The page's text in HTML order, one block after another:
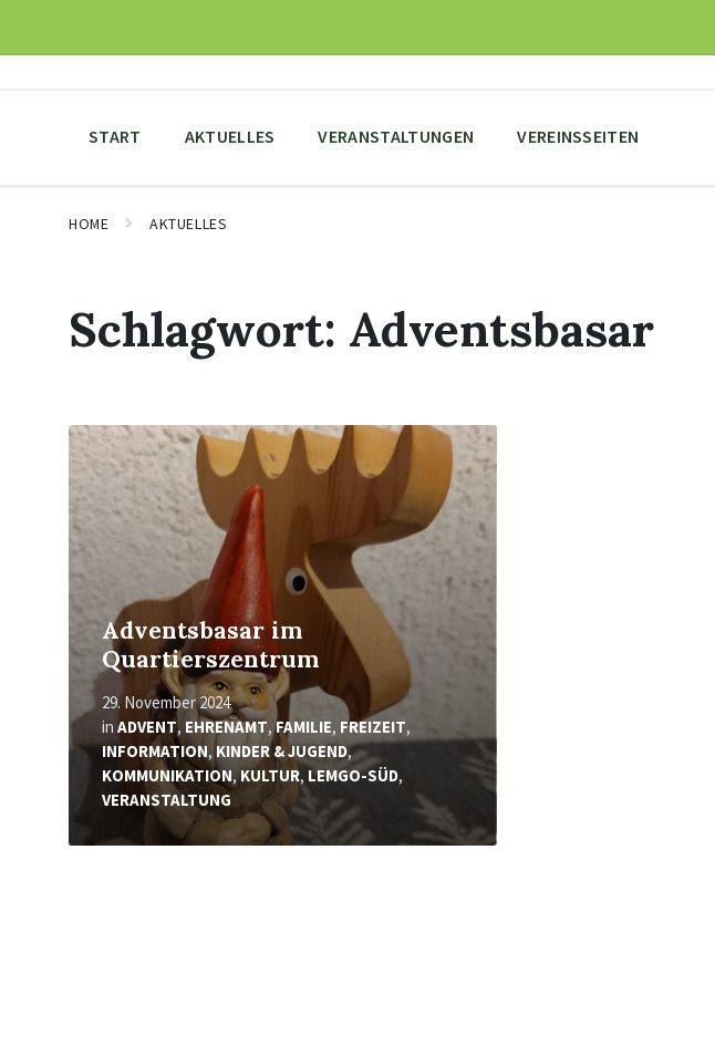
content
main
footer
START AKTUELLES VERANSTALTUNGEN VEREINSSEITEN
HOME AKTUELLES
Schlagwort: Adventsbasar
Adventsbasar im
Quartierszentrum
29. November 2024
in ADVENT, EHRENAMT,FAMILIE, FREIZEIT,
INFORMATION, KINDER & JUGEND,
KOMMUNIKATION,KULTUR, LEMGO-SÜD,
VERANSTALTUNG
Mehr
erfahren